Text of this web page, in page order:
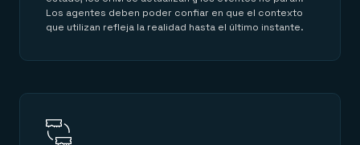
Los agentes deben poder confiar en que el contexto
que utilizan refleja la realidad hasta el último instante.